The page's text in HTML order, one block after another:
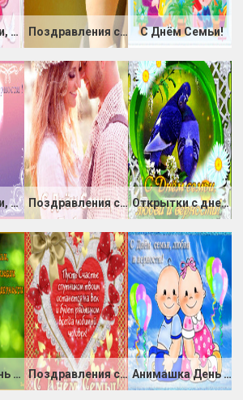
С Днём Семьи, Любви и Верности Поздравления с Днем Семьи, Любви и Верности С Днём Семьи!
С Днем Семьи, Любви и Верности в картинках Поздравления с Днем Семьи, Любви и Верности стихи Открытки с днем семьи любви и верности
Праздник День семьи, любви и верности Поздравления с днем семьи в стихах Анимашка День семьи, любви и верности